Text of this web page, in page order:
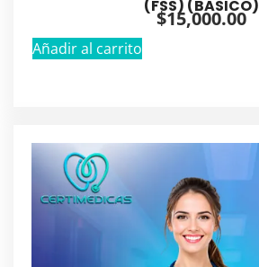
(FSS) (BASICO)
$15,000.00
Añadir al carrito